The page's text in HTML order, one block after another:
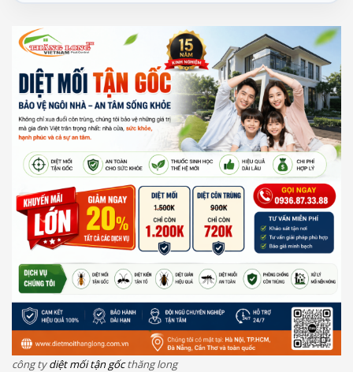
công tydiệt mối tận gốcthăng long